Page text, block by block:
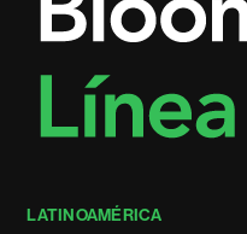
LATINOAMÉRICA